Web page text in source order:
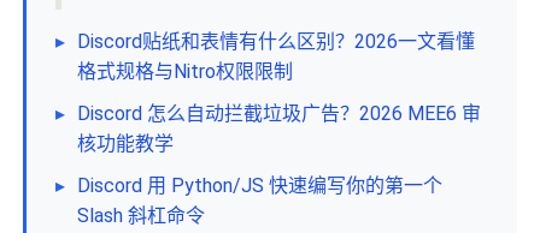
▸
Discord贴纸和表情有什么区别？2026一文看懂
格式规格与Nitro权限限制
▸
Discord 怎么自动拦截垃圾广告？2026 MEE6 审
核功能教学
▸
Discord 用 Python/JS 快速编写你的第一个
Slash 斜杠命令